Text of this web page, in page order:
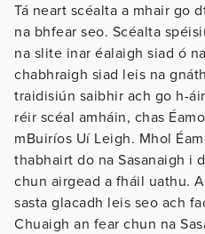
Tá neart scéalta a mhair go
na bhfear seo. Scéalta
na slite inar éalaigh siad ó
chabhraigh siad leis na
traidisiún saibhir ach go h-
réir scéal amháin, chas
mBuiríos Uí Leigh. Mhol
thabhairt do na Sasanaigh i
chun airgead a fháil uathu.
sasta glacadh leis seo ach
Chuaigh an fear chun na